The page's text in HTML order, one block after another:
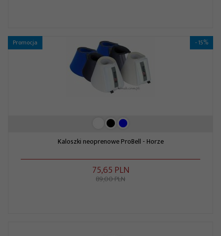
Promocja - 15%
Kaloszki neoprenowe ProBell - Horze
75,65 PLN
89,00 PLN